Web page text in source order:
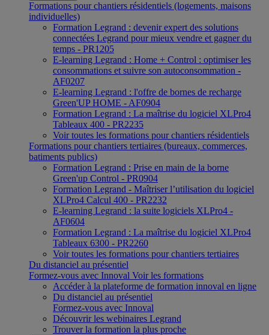
Formations pour chantiers résidentiels (logements, maisons
individuelles)
Formation Legrand : devenir expert des solutions
connectées Legrand pour mieux vendre et gagner du
temps - PR1205
E-learning Legrand : Home + Control : optimiser les
consommations et suivre son autoconsommation -
AF0207
E-learning Legrand : l'offre de bornes de recharge
Green'UP HOME - AF0904
Formation Legrand : La maîtrise du logiciel XLPro4
Tableaux 400 - PR2235
Voir toutes les formations pour chantiers résidentiels
Formations pour chantiers tertiaires (bureaux, commerces,
batiments publics)
Formation Legrand : Prise en main de la borne
Green'up Control - PR0904
Formation Legrand - Maîtriser l’utilisation du logiciel
XLPro4 Calcul 400 - PR2232
E-learning Legrand : la suite logiciels XLPro4 -
AF0604
Formation Legrand : La maîtrise du logiciel XLPro4
Tableaux 6300 - PR2260
Voir toutes les formations pour chantiers tertiaires
Du distanciel au présentiel
Formez-vous avec Innoval Voir les formations
Accéder à la plateforme de formation innoval en ligne
Du distanciel au présentiel
Formez-vous avec Innoval
Découvrir les webinaires Legrand
Trouver la formation la plus proche